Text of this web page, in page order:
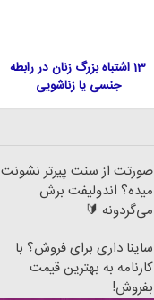
13 اشتباه بزرگ زنان در رابطه
جنسی یا زناشویی
صورتت از سنت پیرتر نشونت
میده؟ اندولیفت برش
می‌گردونه 🔰
ساینا داری برای فروش؟ با
کارنامه به بهترین قیمت
بفروش!